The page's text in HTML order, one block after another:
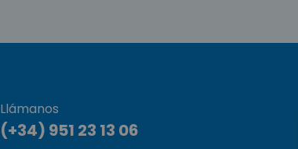
Llámanos
(+34) 951 23 13 06